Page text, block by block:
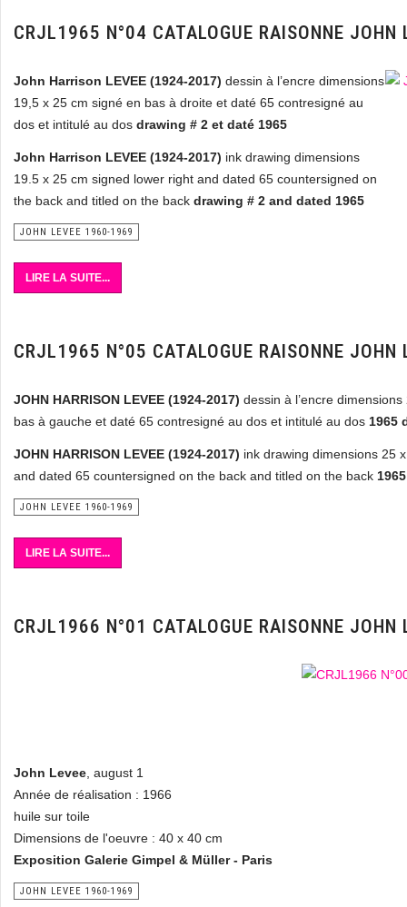
CRJL1965 N°04 CATALOGUE RAISONNE JOHN
John Harrison LEVEE (1924-2017) dessin à l’encre dimensions
19,5 x 25 cm signé en bas à droite et daté 65 contresigné au
dos et intitulé au dos drawing # 2 et daté 1965
John Harrison LEVEE (1924-2017) ink drawing dimensions
19.5 x 25 cm signed lower right and dated 65 countersigned on
the back and titled on the back drawing # 2 and dated 1965
JOHN LEVEE 1960-1969
LIRE LA SUITE...
CRJL1965 N°05 CATALOGUE RAISONNE JOHN
JOHN HARRISON LEVEE (1924-2017) dessin à l’encre
bas à gauche et daté 65 contresigné au dos et intitulé au dos 1965
JOHN HARRISON LEVEE (1924-2017) ink drawing dimensions 25
and dated 65 countersigned on the back and titled on the back
JOHN LEVEE 1960-1969
LIRE LA SUITE...
CRJL1966 N°01 CATALOGUE RAISONNE JOHN
John Levee , august 1
Année de réalisation : 1966
huile sur toile
Dimensions de l'oeuvre : 40 x 40 cm
Exposition Galerie Gimpel & Müller - Paris
JOHN LEVEE 1960-1969